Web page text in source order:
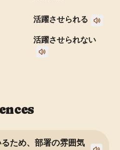
活躍させられる
活躍させられない
ため、部署の雰囲気